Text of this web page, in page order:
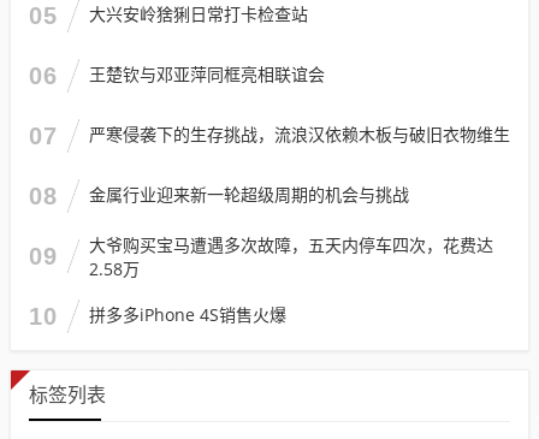
05 大兴安岭猞猁日常打卡检查站
06 王楚钦与邓亚萍同框亮相联谊会
07 严寒侵袭下的生存挑战，流浪汉依赖木板与破旧衣物维生
08 金属行业迎来新一轮超级周期的机会与挑战
09
大爷购买宝马遭遇多次故障，五天内停车四次，花费达
2.58万
10 拼多多iPhone 4S销售火爆
标签列表